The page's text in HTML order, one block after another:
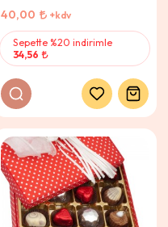
40,00
+kdv
Sepette %20 indirimle
34,56